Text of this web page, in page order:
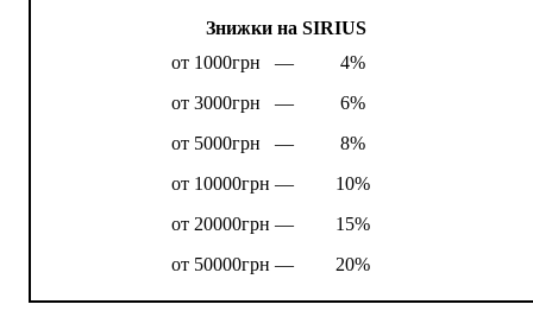
Знижки на SIRIUS
от 1000грн —
4%
от 3000грн —
6%
от 5000грн —
8%
от 10000грн —
10%
от 20000грн —
15%
от 50000грн —
20%